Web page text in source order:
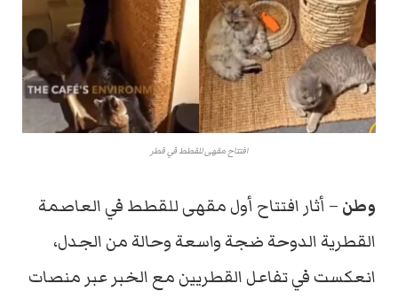
افتتاح مقهى للقطط في قطر
وطن – أثار افتتاح أول مقهى للقطط في العاصمة
القطرية الدوحة ضجة واسعة وحالة من الجدل،
انعكست في تفاعل القطريين مع الخبر عبر منصات